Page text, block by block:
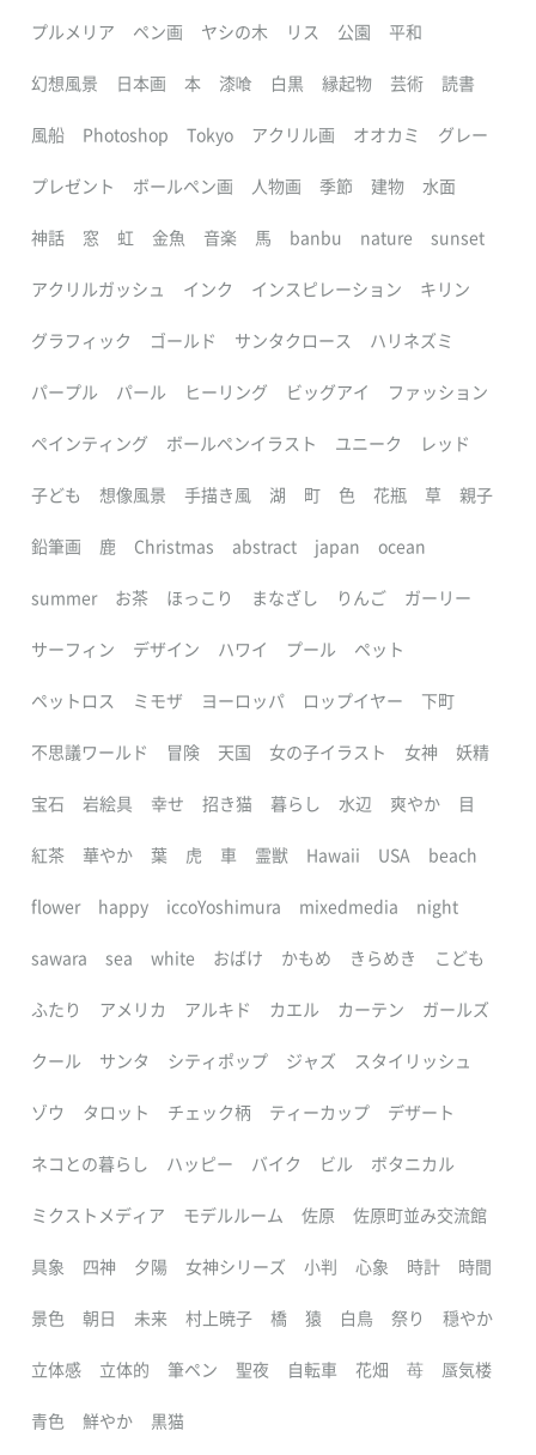
プルメリア ペン画 ヤシの木 リス 公園 平和
幻想風景 日本画 本 漆喰 白黒 縁起物 芸術 読書
風船 Photoshop Tokyo アクリル画 オオカミ グレー
プレゼント ボールペン画 人物画 季節 建物 水面
神話 窓 虹 金魚 音楽 馬 banbu nature sunset
アクリルガッシュ インク インスピレーション キリン
グラフィック ゴールド サンタクロース ハリネズミ
パープル パール ヒーリング ビッグアイ ファッション
ペインティング ボールペンイラスト ユニーク レッド
子ども 想像風景 手描き風 湖 町 色 花瓶 草 親子
鉛筆画 鹿 Christmas abstract japan ocean
summer お茶 ほっこり まなざし りんご ガーリー
サーフィン デザイン ハワイ プール ペット
ペットロス ミモザ ヨーロッパ ロップイヤー 下町
不思議ワールド 冒険 天国 女の子イラスト 女神 妖精
宝石 岩絵具 幸せ 招き猫 暮らし 水辺 爽やか 目
紅茶 華やか 葉 虎 車 霊獣 Hawaii USA beach
flower happy iccoYoshimura mixedmedia night
sawara sea white おばけ かもめ きらめき こども
ふたり アメリカ アルキド カエル カーテン ガールズ
クール サンタ シティポップ ジャズ スタイリッシュ
ゾウ タロット チェック柄 ティーカップ デザート
ネコとの暮らし ハッピー バイク ビル ボタニカル
ミクストメディア モデルルーム 佐原 佐原町並み交流館
具象 四神 夕陽 女神シリーズ 小判 心象 時計 時間
景色 朝日 未来 村上暁子 橋 猿 白鳥 祭り 穏やか
立体感 立体的 筆ペン 聖夜 自転車 花畑 苺 蜃気楼
青色 鮮やか 黒猫